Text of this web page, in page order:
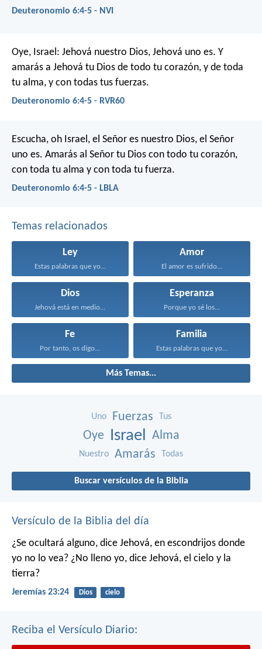
Deuteronomio 6:4-5 - NVI
Oye, Israel: Jehová nuestro Dios, Jehová uno es. Y
amarás a Jehová tu Dios de todo tu corazón, y de toda
tu alma, y con todas tus fuerzas.
Deuteronomio 6:4-5 - RVR60
Escucha, oh Israel, el Señor es nuestro Dios, el Señor
uno es. Amarás al Señor tu Dios con todo tu corazón,
con toda tu alma y con toda tu fuerza.
Deuteronomio 6:4-5 - LBLA
Temas relacionados
Ley
Estas palabras que yo...
Amor
El amor es sufrido...
Dios
Jehová está en medio...
Esperanza
Porque yo sé los...
Fe
Por tanto, os digo...
Familia
Estas palabras que yo...
Más Temas...
Uno Fuerzas Tus
Oye Israel Alma
Nuestro Amarás Todas
Buscar versículos de la Biblia
Versículo de la Biblia del día
¿Se ocultará alguno, dice Jehová, en escondrijos donde
yo no lo vea? ¿No lleno yo, dice Jehová, el cielo y la
tierra?
Jeremías 23:24 Dios cielo
Reciba el Versículo Diario: